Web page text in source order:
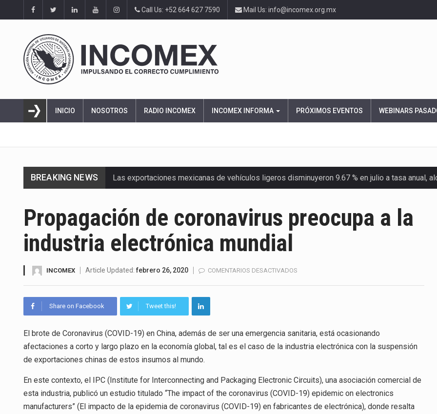
Call Us: +52 664 627 7590 Mail Us: info@incomex.org.mx
INICIO NOSOTROS RADIO INCOMEX INCOMEX INFORMA PRÓXIMOS EVENTOS WEBINARS
BREAKING NEWS Las exportaciones mexicanas de vehículos ligeros disminuyeron 9.67 % en julio a tasa anual,
La Coalition for a Prosperous America (CPA) solicitó al gobierno de Estados Unidos mantener
Solo el 17.8 % de las empresas en México se considera totalmente preparada para la…
Ante la suspensión temporal de las inspecciones sanitarias del Departamento de Agricultura
Los créditos fiscales determinados a empresas IMMEX rara vez nacen de una interpretación
La industria automotriz mexicana concentra más de la mitad de las quejas bajo el Mecanismo…
La inversión fija bruta en México registró un aumento de 1.1% interanual en mayo de…
El gobierno de Estados Unidos anunciará un arancel del 15 % sobre los productos fabricados…
El Departamento de Agricultura de Estados Unidos (USDA) suspendió el 5 de agosto de 2026…
Propagación de coronavirus preocupa a la
industria electrónica mundial
INCOMEX Article Updated:febrero 26, 2020 COMENTARIOS DESACTIVADOS
LA
INDUSTRIA
Share on Facebook Tweet this!
El brote de Coronavirus (COVID-19) en China, además de ser una emergencia sanitaria, está ocasionando
afectaciones a corto y largo plazo en la economía global, tal es el caso de la industria electrónica con la suspensión
de exportaciones chinas de estos insumos al mundo.
En este contexto, el IPC (Institute for Interconnecting and Packaging Electronic Circuits), una asociación comercial de
esta industria, publicó un estudio titulado “The impact of the coronavirus (COVID-19) epidemic on electronics
manufacturers” (El impacto de la epidemia de coronavirus (COVID-19) en fabricantes de electrónica), donde resalta